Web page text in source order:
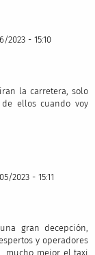
2023 - 15:10
la carretera, solo
de ellos cuando voy
2023 - 15:11
gran decepción,
y operadores
mucho mejor el taxi